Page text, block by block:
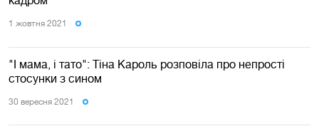
1 жовтня 2021
"І мама, і тато": Тіна Кароль розповіла про непрості
стосунки з сином
30 вересня 2021